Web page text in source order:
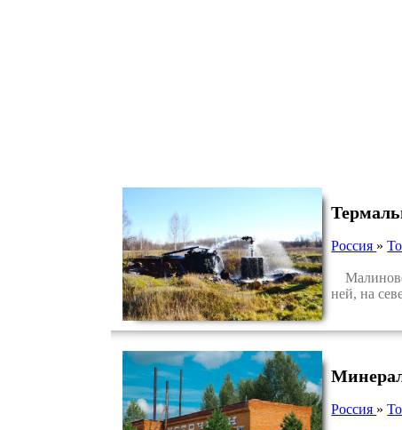
Россия »
ней, на
Россия »